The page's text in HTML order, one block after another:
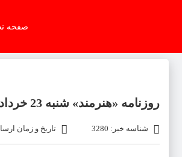
صفحه
روزنامه «هنرمند» شنبه 23 خردادماه 1405
شناسه خبر: 3280 تاریخ و زمان ارسال: ۲۲ خرداد ۱۴۰۵